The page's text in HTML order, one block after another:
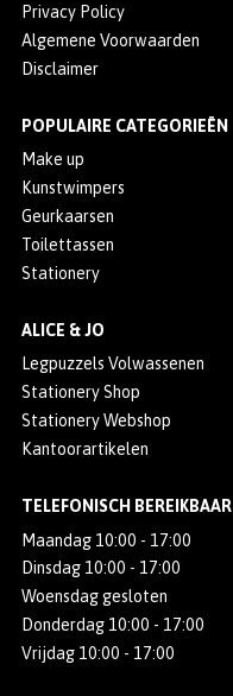
Privacy Policy
Algemene Voorwaarden
Disclaimer
POPULAIRE CATEGORIEËN
Make up
Kunstwimpers
Geurkaarsen
Toilettassen
Stationery
ALICE & JO
Legpuzzels Volwassenen
Stationery Shop
Stationery Webshop
Kantoorartikelen
TELEFONISCH BEREIKBAAR
Maandag 10:00 - 17:00
Dinsdag 10:00 - 17:00
Woensdag gesloten
Donderdag 10:00 - 17:00
Vrijdag 10:00 - 17:00